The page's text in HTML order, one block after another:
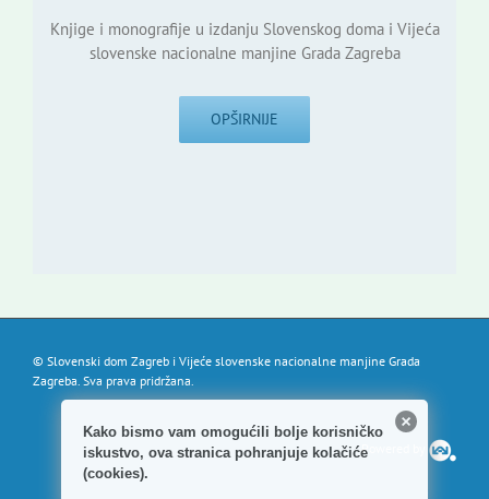
Knjige i monografije u izdanju Slovenskog doma i Vijeća
slovenske nacionalne manjine Grada Zagreba
OPŠIRNIJE
© Slovenski dom Zagreb i Vijeće slovenske nacionalne manjine Grada
Zagreba. Sva prava pridržana.
Powered by
Kako bismo vam omogućili bolje korisničko
iskustvo, ova stranica pohranjuje kolačiće
(cookies).